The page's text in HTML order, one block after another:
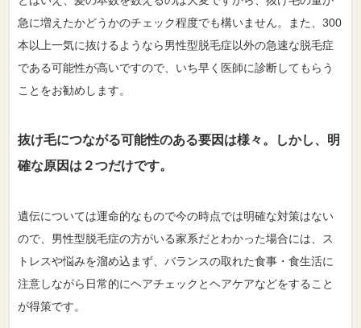
急に増えたかどうかのチェック程度でも構いません。また、300
本以上一気に抜けるようなら男性型脱毛症以外の急速な脱毛症
である可能性が高いですので、いち早く医師に診断してもらう
ことをお勧めします。
抜け毛につながる可能性のある要因は様々。しかし、明
確な原因は２つだけです。
遺伝については運命的なもので今の時点では明確な対策はない
ので、男性型脱毛症の方がいる家系だとわかった場合には、ス
トレスや悩みを溜め込まず、バランスの取れた食事・食生活に
注意しながら日常的にヘアチェックとヘアケアなどをすること
が得策です。